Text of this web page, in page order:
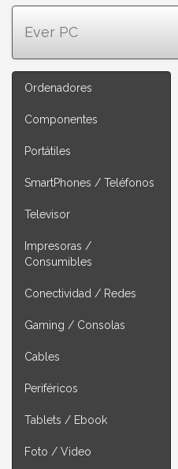
Ever PC
Ordenadores
Componentes
Portátiles
SmartPhones / Teléfonos
Televisor
Impresoras /
Consumibles
Conectividad / Redes
Gaming / Consolas
Cables
Periféricos
Tablets / Ebook
Foto / Video